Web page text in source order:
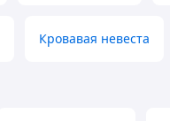
Кровавая невеста